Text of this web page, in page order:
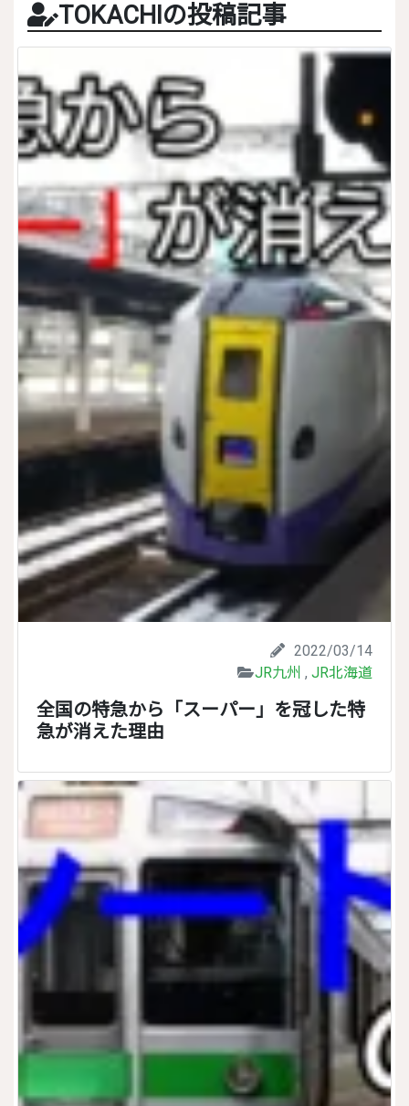
TOKACHIの投稿記事
2022/03/14
JR九州 , JR北海道
全国の特急から「スーパー」を冠した特
急が消えた理由